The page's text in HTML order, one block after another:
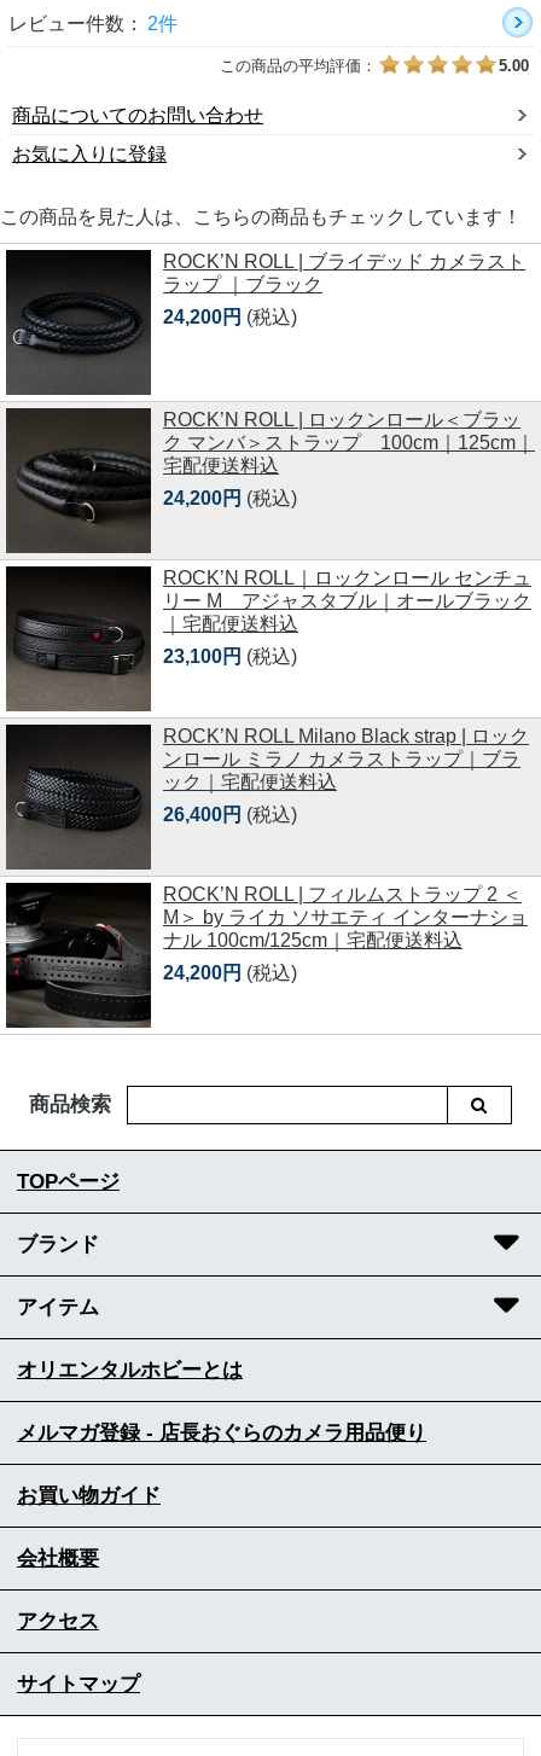
レビュー件数： 2件
この商品の平均評価： 5.00
商品についてのお問い合わせ
お気に入りに登録
この商品を見た人は、こちらの商品もチェックしています！
ROCK’N ROLL | ブライデッド カメラスト
ラップ ｜ブラック
24,200円 (税込)
ROCK’N ROLL | ロックンロール＜ブラッ
ク マンバ＞ストラップ 100cm｜125cm｜
宅配便送料込
24,200円 (税込)
ROCK’N ROLL｜ロックンロール センチュ
リー M アジャスタブル｜オールブラック
｜宅配便送料込
23,100円 (税込)
ROCK’N ROLL Milano Black strap | ロック
ンロール ミラノ カメラストラップ｜ブラ
ック｜宅配便送料込
26,400円 (税込)
ROCK’N ROLL | フィルムストラップ 2 ＜
M＞ by ライカ ソサエティ インターナショ
ナル 100cm/125cm｜宅配便送料込
24,200円 (税込)
商品検索
TOPページ
ブランド
アイテム
オリエンタルホビーとは
メルマガ登録 - 店長おぐらのカメラ用品便り
お買い物ガイド
会社概要
アクセス
サイトマップ